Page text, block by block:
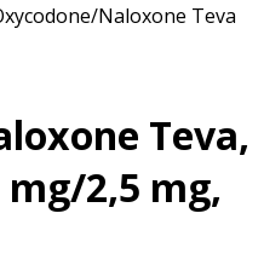
Naloxone Teva
Teva,
2,5 mg,